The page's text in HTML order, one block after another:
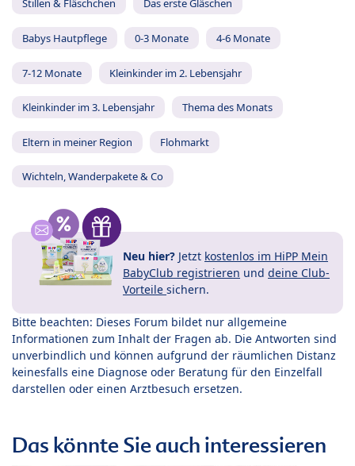
Stillen & Fläschchen Das erste Gläschen
Babys Hautpflege 0-3 Monate 4-6 Monate
7-12 Monate Kleinkinder im 2. Lebensjahr
Kleinkinder im 3. Lebensjahr Thema des Monats
Eltern in meiner Region Flohmarkt
Wichteln, Wanderpakete & Co
Neu hier? Jetzt kostenlos im HiPP Mein
BabyClub registrieren und deine Club-
Vorteile sichern.
Bitte beachten: Dieses Forum bildet nur allgemeine
Informationen zum Inhalt der Fragen ab. Die Antworten sind
unverbindlich und können aufgrund der räumlichen Distanz
keinesfalls eine Diagnose oder Beratung für den Einzelfall
darstellen oder einen Arztbesuch ersetzen.
Das könnte Sie auch interessieren